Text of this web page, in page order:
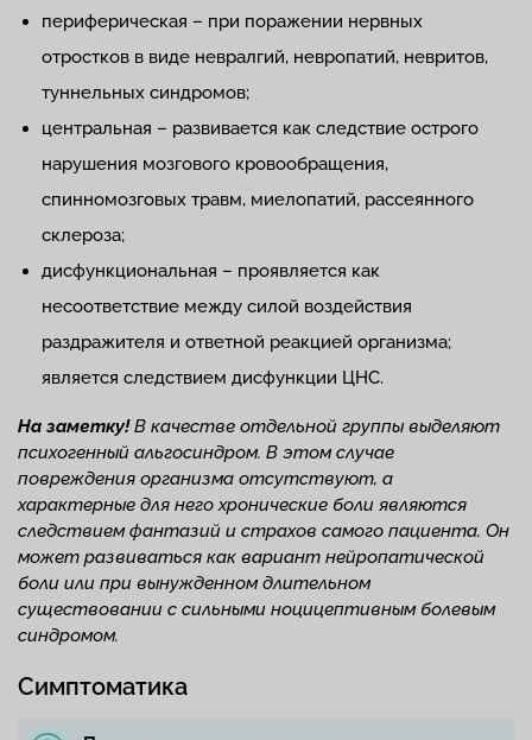
периферическая – при поражении нервных
отростков в виде невралгий, невропатий, невритов,
туннельных синдромов;
центральная – развивается как следствие острого
нарушения мозгового кровообращения,
спинномозговых травм, миелопатий, рассеянного
склероза;
дисфункциональная – проявляется как
несоответствие между силой воздействия
раздражителя и ответной реакцией организма;
является следствием дисфункции ЦНС.
На заметку!В качестве отдельной группы выделяют
психогенный альгосиндром. В этом случае
повреждения организма отсутствуют, а
характерные для него хронические боли являются
следствием фантазий и страхов самого пациента. Он
может развиваться как вариант нейропатической
боли или при вынужденном длительном
существовании с сильными ноцицептивным болевым
синдромом.
Симптоматика